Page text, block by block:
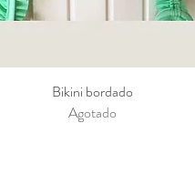
Vista rápida
Bikini bordado
Agotado